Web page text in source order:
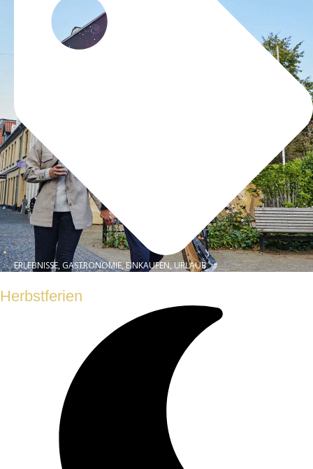
ERLEBNISSE, GASTRONOMIE, EINKAUFEN, URLAUB
Herbstferien